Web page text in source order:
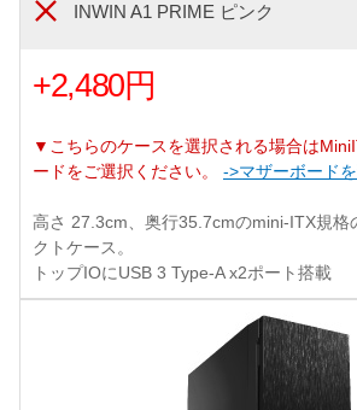
INWIN A1 PRIME ピンク
+2,480円
▼こちらのケースを選択される場合は
ードをご選択ください。 ->マザーボード
高さ 27.3cm、奥行35.7cmのmini-ITX規格
クトケース。
トップIOにUSB 3 Type-A x2ポート搭載